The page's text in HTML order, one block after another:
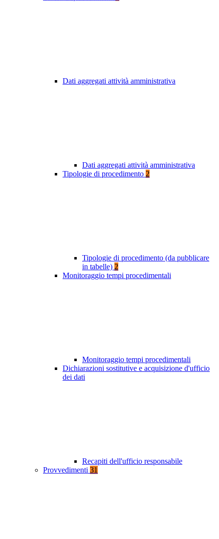
Dati aggregati attività amministrativa
Dati aggregati attività amministrativa
Tipologie di procedimento 2
Tipologie di procedimento (da pubblicare
in tabelle) 2
Monitoraggio tempi procedimentali
Monitoraggio tempi procedimentali
Dichiarazioni sostitutive e acquisizione d'ufficio
dei dati
Recapiti dell'ufficio responsabile
Provvedimenti 31